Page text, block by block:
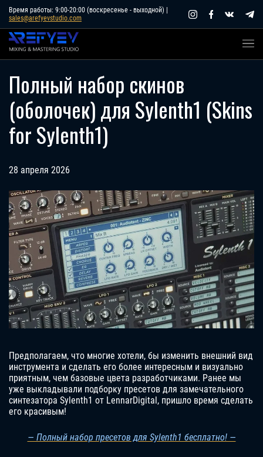
Skip
content
Время работы: 9:00-20:00 (воскресенье - выходной) |
sales@arefyevstudio.com
Полный набор скинов
(оболочек) для Sylenth1 (Skins
for Sylenth1)
28 апреля 2026
Предполагаем, что многие хотели, бы изменить внешний вид
инструмента и сделать его более интересным и визуально
приятным, чем базовые цвета разработчиками. Ранее мы
уже выкладывали подборку пресетов для замечательного
синтезатора Sylenth1 от LennarDigital, пришло время сделать
его красивым!
— Полный набор пресетов для Sylenth1 бесплатно! —